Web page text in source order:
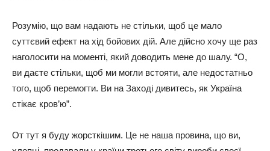
Розумію, що вам надають не стільки, щоб це мало
суттєвий ефект на хід бойових дій. Але дійсно хочу ще раз
наголосити на моменті, який доводить мене до шалу. “О,
ви даєте стільки, щоб ми могли встояти, але недостатньо
того, щоб перемогти. Ви на Заході дивитесь, як Україна
стікає кров’ю”.
От тут я буду жорсткішим. Це не наша провина, що ви,